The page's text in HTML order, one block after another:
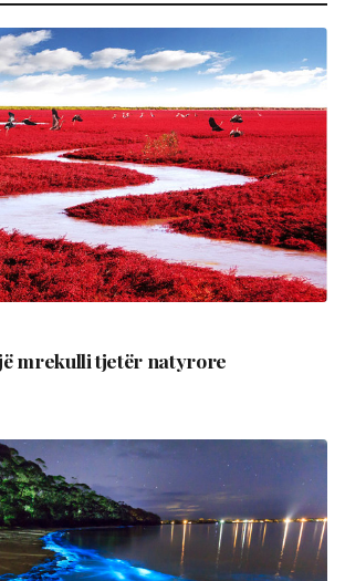
mrekulli tjetër natyrore